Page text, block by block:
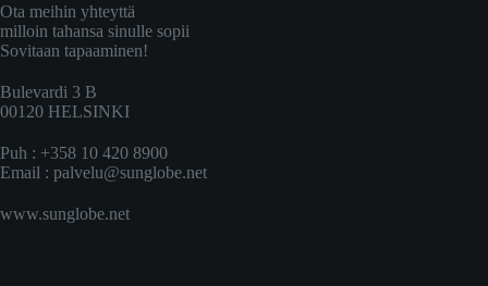
Ota meihin yhteyttä
milloin tahansa sinulle sopii
Sovitaan tapaaminen!
Bulevardi 3 B
00120 HELSINKI
Puh : +358 10 420 8900
Email : palvelu@sunglobe.net
www.sunglobe.net